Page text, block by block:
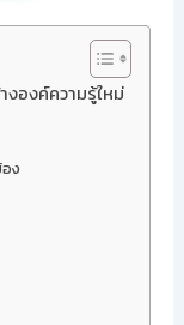
งองค์ความรู้ใหม่
ง